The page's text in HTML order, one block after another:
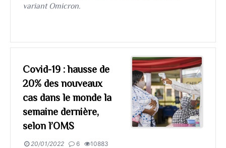
variant Omicron.
Covid-19 : hausse de
20% des nouveaux
cas dans le monde la
semaine dernière,
selon l’OMS
20/01/2022 6 10883